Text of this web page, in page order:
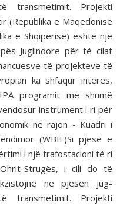
transmetimit. Projekti
(Republika e Maqedonisë
e Shqipërisë) është një
Juglindore për të cilat
të projekteve të
ka shfaqur interes,
programit me shumë
instrument i ri për
në rajon - Kuadri i
(WBIF)Si pjesë e
i një trafostacioni të ri
Strugës, i cili do të
në pjesën jug-
transmetimit. Projekti